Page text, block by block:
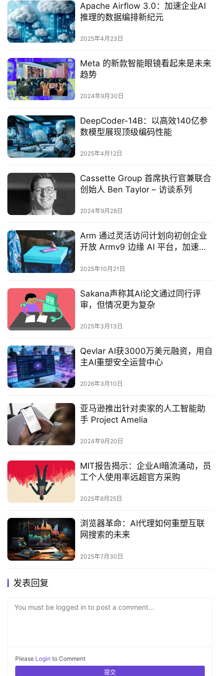
Apache Airflow 3.0：加速企业AI
推理的数据编排新纪元
2025年4月23日
Meta 的新款智能眼镜看起来是未来
趋势
2024年9月30日
DeepCoder-14B：以高效140亿参
数模型展现顶级编码性能
2025年4月12日
Cassette Group 首席执行官兼联合
创始人 Ben Taylor – 访谈系列
2024年9月28日
Arm 通过灵活访问计划向初创企业
开放 Armv9 边缘 AI 平台，加速边
2025年10月21日
‌Sakana声称其AI论文通过同行评
审，但情况更为复杂‌
2025年3月13日
Qevlar AI获3000万美元融资，用自
主AI重塑安全运营中心
2026年3月10日
亚马逊推出针对卖家的人工智能助
手 Project Amelia
2024年9月20日
MIT报告揭示：企业AI暗流涌动，员
工个人使用率远超官方采购‌
2025年8月25日
浏览器革命：AI代理如何重塑互联
网搜索的未来‌
2025年7月30日
发表回复
You must be logged in to post a comment...
Please Login to Comment
提交